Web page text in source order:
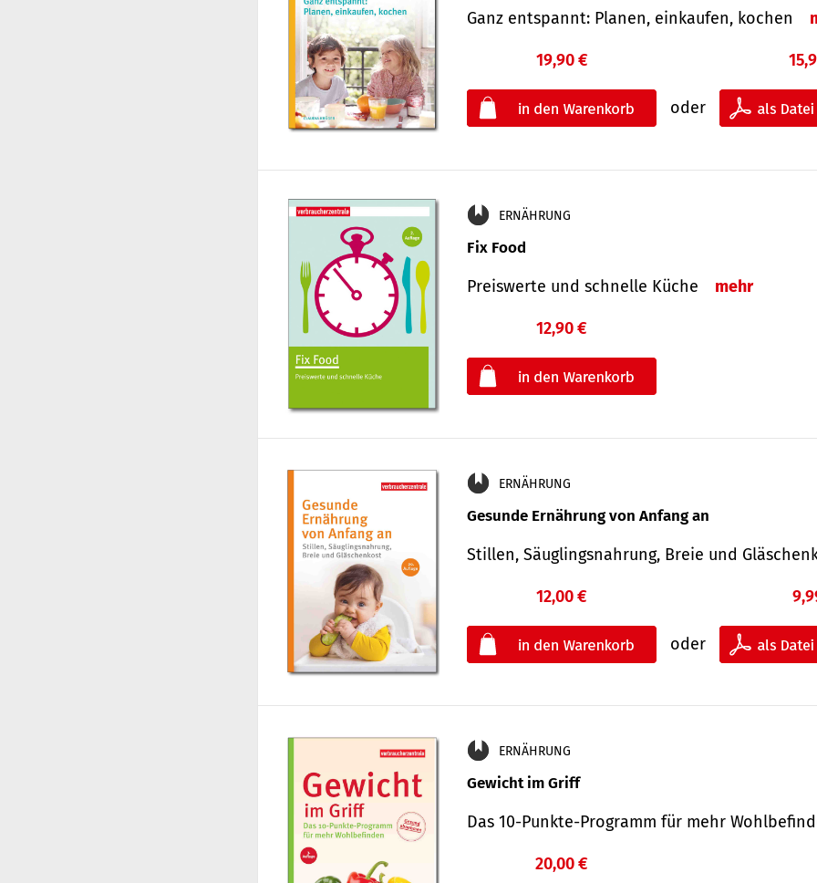
Ganz entspannt: Planen, einkaufen, kochen
19,90 €
oder
ERNÄHRUNG
Fix Food
Preiswerte und schnelle Küche mehr
12,90 €
ERNÄHRUNG
Gesunde Ernährung von Anfang an
Stillen, Säuglingsnahrung, Breie und
12,00 €
oder
ERNÄHRUNG
Gewicht im Griff
Das 10-Punkte-Programm für mehr
20,00 €